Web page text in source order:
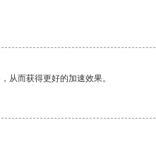
从而获得更好的加速效果。